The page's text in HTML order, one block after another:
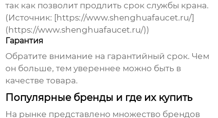
так как позволит продлить срок службы крана.
(Источник: [https://www.shenghuafaucet.ru/]
(https://www.shenghuafaucet.ru/))
Гарантия
Обратите внимание на гарантийный срок. Чем
он больше, тем увереннее можно быть в
качестве товара.
Популярные бренды и где их купить
На рынке представлено множество брендов